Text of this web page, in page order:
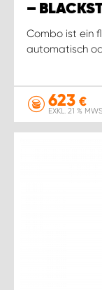
–
Combo ist ein
automatisch
623 €
EXKL. 21 %